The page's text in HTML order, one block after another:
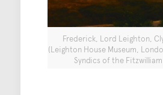
Frederick, Lord Leighton,
(Leighton House Museum,
Syndics of the